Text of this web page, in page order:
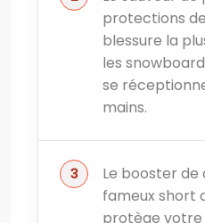
protections
blessure la
les
se
mains.
Le booster de
fameux short
protège